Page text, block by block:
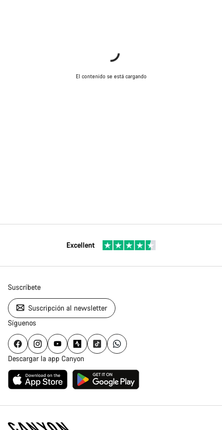
El contenido se está cargando
Excellent
Suscríbete
Suscripción al newsletter
Síguenos
Descargar la app Canyon